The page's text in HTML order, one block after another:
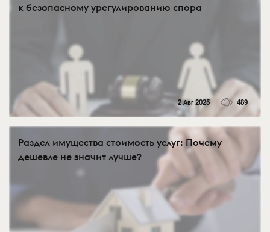
к безопасному урегулированию спора
2 Авг 2025 489
Раздел имущества стоимость услуг: Почему
дешевле не значит лучше?